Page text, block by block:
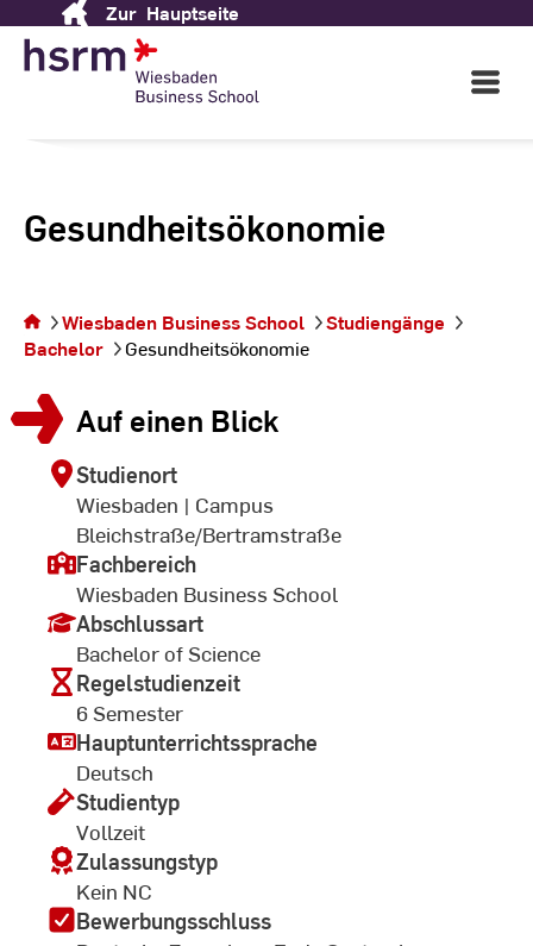
Content
Zur Hauptseite
Open
Main
Gesundheitsökonomie
Sie befinden sich auf
der Seite
Gesundheitsökonomie
Wiesbaden Business School
Studiengänge
Bachelor
Gesundheitsökonomie
Auf einen Blick
Studienort
Wiesbaden | Campus
Bleichstraße/Bertramstraße
Fachbereich
Wiesbaden Business School
Abschlussart
Bachelor of Science
Regelstudienzeit
6 Semester
Hauptunterrichtssprache
Deutsch
Studientyp
Vollzeit
Zulassungstyp
Kein NC
Bewerbungsschluss